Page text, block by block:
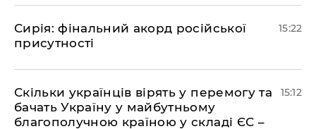
​Сирія: фінальний акорд російської
присутності
15:22
Скільки українців вірять у перемогу та
бачать Україну у майбутньому
благополучною країною у складі ЄС –
15:12